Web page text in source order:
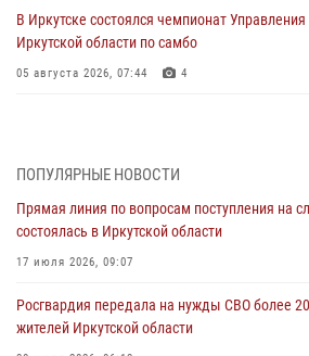
В Иркутске состоялся чемпионат
Иркутской области по самбо
05 августа 2026, 07:44 4
04 августа 2026, 07:14 3
Росгвардейцы потушили загоревшийся
03 августа 2026, 04:55
Дню Воздушно-десантных войск в Иркутской
03 августа 2026, 03:32
ПОПУЛЯРНЫЕ НОВОСТИ
Прямая линия по вопросам поступления на
состоялась в Иркутской области
17 июля 2026, 09:07
Росгвардия передала на нужды СВО более
жителей Иркутской области